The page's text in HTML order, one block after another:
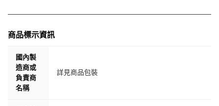
商品標示資訊
國內製
造商或
負責商
名稱
詳見商品包裝